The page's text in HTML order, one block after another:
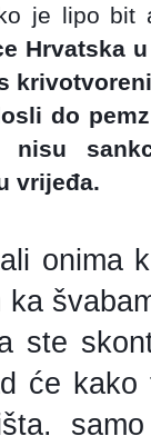
je lipo
Hrvatska
do
vrijeđa.
onima
ste
će